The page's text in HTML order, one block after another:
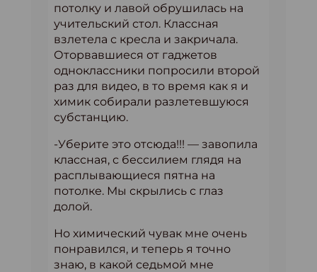
потолку и лавой обрушилась на
учительский стол. Классная
взлетела с кресла и закричала.
Оторвавшиеся от гаджетов
одноклассники попросили второй
раз для видео, в то время как я и
химик собирали разлетевшуюся
субстанцию.
-Уберите это отсюда!!! — завопила
классная, с бессилием глядя на
расплывающиеся пятна на
потолке. Мы скрылись с глаз
долой.
Но химический чувак мне очень
понравился, и теперь я точно
знаю, в какой седьмой мне